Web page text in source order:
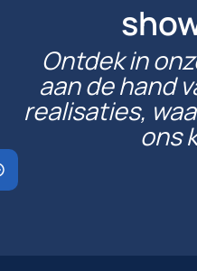
Ontdek in
aan de hand
realisaties,
ons